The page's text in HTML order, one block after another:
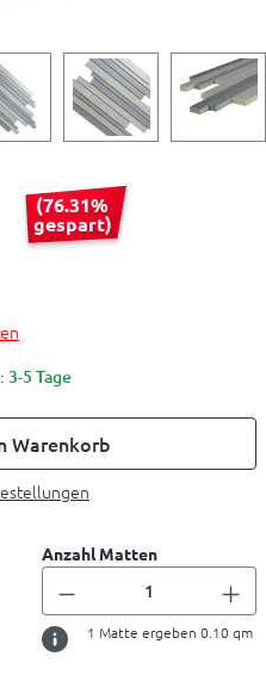
(76.31%
gespart)
5 Tage
Warenkorb
Anzahl Matten
1 Matte ergeben 0.10 qm